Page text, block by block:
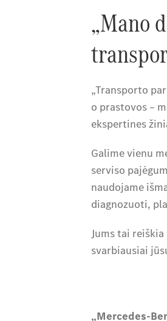
„Mano
„Transporto
o prastovos –
ekspertines
Galime vienu
serviso
naudojame
diagnozuoti,
Jums tai
svarbiausiai
„Mercedes-